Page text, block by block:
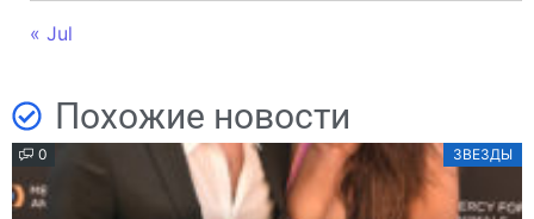
« Jul
Похожие новости
0 ЗВЕЗДЫ